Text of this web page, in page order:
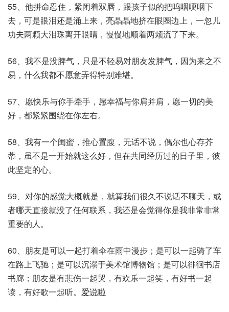
55、他拼命忍住，紧闭着双唇，跟孩子似的把呜咽哽咽下
去，可是眼泪还是涌上来，亮晶晶地挤在眼圈边上，一忽儿
功夫两颗大泪珠离开眼睛，慢慢地顺着两颊流了下来。
56、我不是没脾气，只是不轻易对朋友发脾气，因为来之不
易，什么我都不愿意弄得特别难堪。
57、愿快乐与你手牵手，愿幸福与你肩并肩，愿一切的美
好，都紧紧围绕在你左右。
58、我有一个闺蜜，推心置腹，无话不说，偶尔也心存芥
蒂，虽不是一开始就这么好，但在共同经历过的日子里，彼
此坚定的心。
59、对你的感觉大概就是，就算我们很久不说话不聊天，或
者哪天直接就没了任何联系，我还是会觉得你是我非常非常
重要的人。
60、朋友是可以一起打着伞在雨中漫步；是可以一起骑了车
在路上飞驰；是可以沉溺于美术馆博物馆；是可以徘徊书店
书廊；朋友是有悲伤一起哭，有欢乐一起笑，有好书一起
读，有好歌一起听。 爱说啦